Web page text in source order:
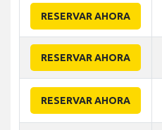
RESERVAR AHORA
RESERVAR AHORA
RESERVAR AHORA